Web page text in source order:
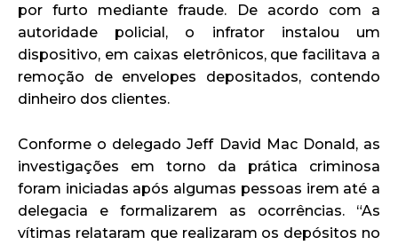
por furto mediante fraude. De acordo com a
autoridade policial, o infrator instalou um
dispositivo, em caixas eletrônicos, que facilitava a
remoção de envelopes depositados, contendo
dinheiro dos clientes.
Conforme o delegado Jeff David Mac Donald, as
investigações em torno da prática criminosa
foram iniciadas após algumas pessoas irem até a
delegacia e formalizarem as ocorrências. “As
vítimas relataram que realizaram os depósitos no